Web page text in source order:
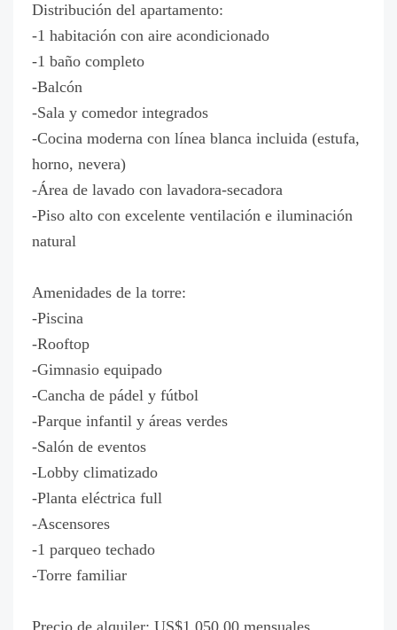
Distribución del apartamento:
-1 habitación con aire acondicionado
-1 baño completo
-Balcón
-Sala y comedor integrados
-Cocina moderna con línea blanca incluida (estufa,
horno, nevera)
-Área de lavado con lavadora-secadora
-Piso alto con excelente ventilación e iluminación
natural
Amenidades de la torre:
-Piscina
-Rooftop
-Gimnasio equipado
-Cancha de pádel y fútbol
-Parque infantil y áreas verdes
-Salón de eventos
-Lobby climatizado
-Planta eléctrica full
-Ascensores
-1 parqueo techado
-Torre familiar
Precio de alquiler: US$1,050.00 mensuales